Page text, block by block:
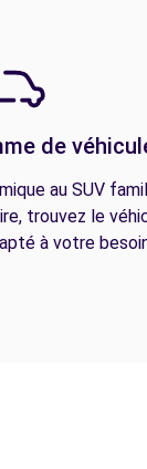
de
au SUV
trouvez le
à votre